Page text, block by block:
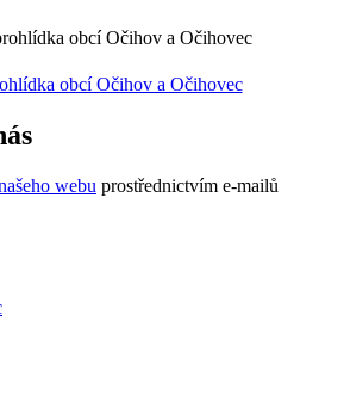
obcí Očihov a Očihovec
webu prostřednictvím e-mailů